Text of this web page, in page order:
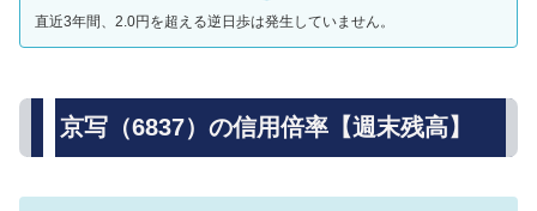
直近3年間、2.0円を超える逆日歩は発生していません。
京写（6837）の信用倍率【週末残高】